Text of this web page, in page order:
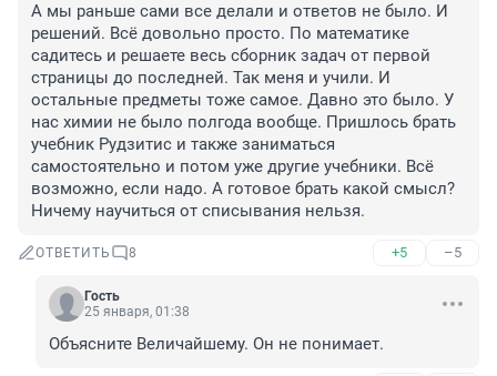
А мы раньше сами все делали и ответов не было. И
решений. Всё довольно просто. По математике
садитесь и решаете весь сборник задач от первой
страницы до последней. Так меня и учили. И
остальные предметы тоже самое. Давно это было. У
нас химии не было полгода вообще. Пришлось брать
учебник Рудзитис и также заниматься
самостоятельно и потом уже другие учебники. Всё
возможно, если надо. А готовое брать какой смысл?
Ничему научиться от списывания нельзя.
ОТВЕТИТЬ 8 +5 –5
Гость
25 января, 01:38
Объясните Величайшему. Он не понимает.